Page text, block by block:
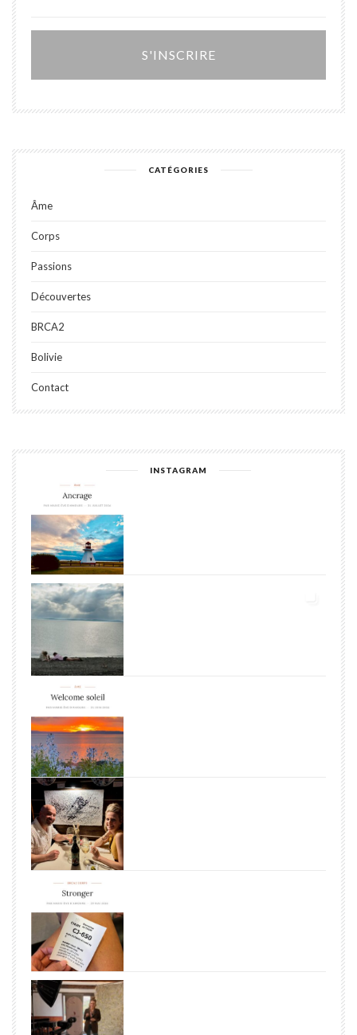
CATÉGORIES
Âme
Corps
Passions
Découvertes
BRCA2
Bolivie
Contact
INSTAGRAM